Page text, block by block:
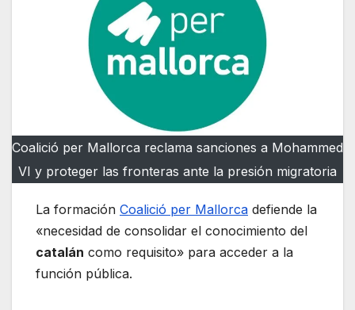
Coalició per Mallorca reclama sanciones a Mohammed
VI y proteger las fronteras ante la presión migratoria
La formación Coalició per Mallorca defiende la
«necesidad de consolidar el conocimiento del
catalán como requisito» para acceder a la
función pública.